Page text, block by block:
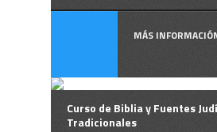
MÁS
Curso de Biblia y Fuentes
Tradicionales